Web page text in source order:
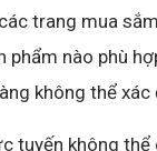
trang mua
phẩm nào phù
không thể
tuyến không